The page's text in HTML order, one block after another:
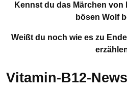
Kennst du das Märchen
bösen Wolf
Weißt du noch wie es zu
Vitamin-B12-